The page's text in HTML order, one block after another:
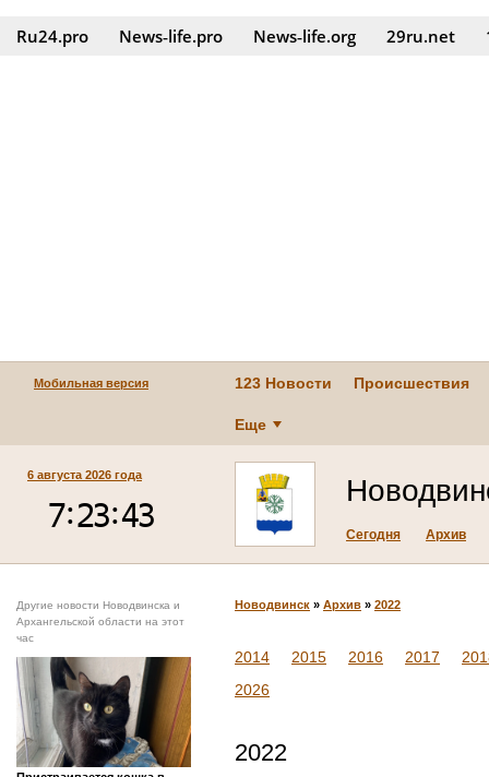
Ru24.pro News‑life.pro News‑life.org 29ru.net
Мобильная версия 123 Новости Происшествия
Еще
6 августа 2026 года
Сегодня Архив
Другие новости Новодвинска и
Архангельской области на этот
час
Новодвинск » Архив » 2022
2014 2015 2016 2017
2026
2022